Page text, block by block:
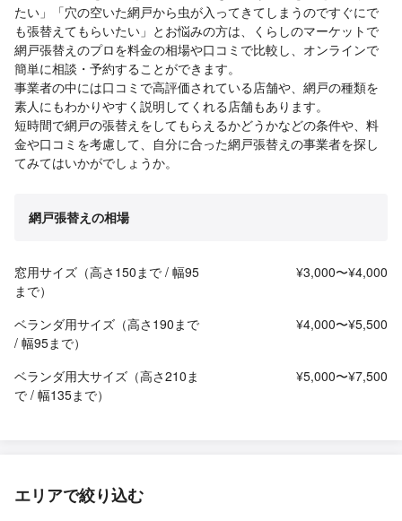
たい」「穴の空いた網戸から虫が入ってきてしまうのですぐにで
も張替えてもらいたい」とお悩みの方は、くらしのマーケットで
網戸張替えのプロを料金の相場や口コミで比較し、オンラインで
簡単に相談・予約することができます。
事業者の中には口コミで高評価されている店舗や、網戸の種類を
素人にもわかりやすく説明してくれる店舗もあります。
短時間で網戸の張替えをしてもらえるかどうかなどの条件や、料
金や口コミを考慮して、自分に合った網戸張替えの事業者を探し
てみてはいかがでしょうか。
網戸張替えの相場
窓用サイズ（高さ150まで / 幅95
まで）
¥3,000〜¥4,000
ベランダ用サイズ（高さ190まで
/ 幅95まで）
¥4,000〜¥5,500
ベランダ用大サイズ（高さ210ま
で / 幅135まで）
¥5,000〜¥7,500
エリアで絞り込む